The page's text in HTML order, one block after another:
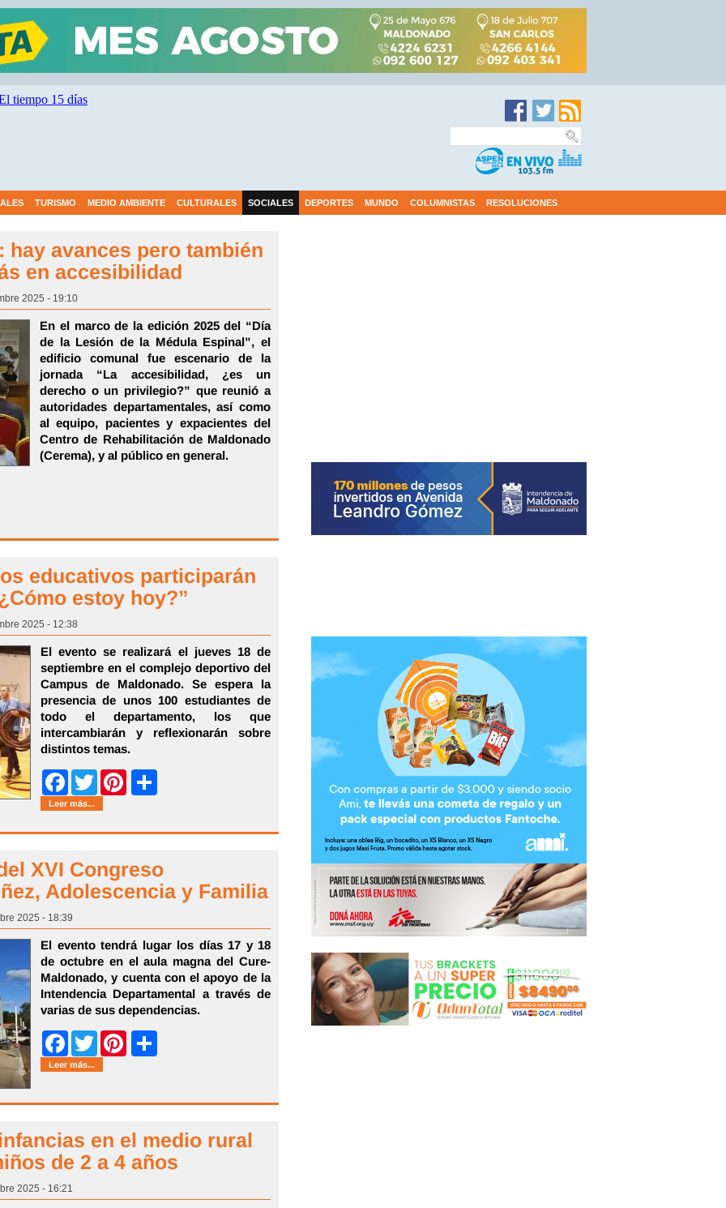
TURISMO MEDIO AMBIENTE CULTURALES SOCIALES DEPORTES MUNDO COLUMNISTAS RESOLUCIONES
hay avances pero también
en accesibilidad
2025 - 19:10
En el marco de la edición 2025 del “Día
de la Lesión de la Médula Espinal”, el
edificio comunal fue escenario de la
jornada “La accesibilidad, ¿es un
derecho o un privilegio?” que reunió a
autoridades departamentales, así como
al equipo, pacientes y expacientes del
Centro de Rehabilitación de Maldonado
(Cerema), y al público en general.
educativos participarán
estoy hoy?”
2025 - 12:38
El evento se realizará el jueves 18 de
septiembre en el complejo deportivo del
Campus de Maldonado. Se espera la
presencia de unos 100 estudiantes de
todo el departamento, los que
intercambiarán y reflexionarán sobre
distintos temas.
FacebookTwitter Pinterest
Leer más...
XVI Congreso
Adolescencia y Familia
2025 - 18:39
El evento tendrá lugar los días 17 y 18
de octubre en el aula magna del Cure-
Maldonado, y cuenta con el apoyo de la
Intendencia Departamental a través de
varias de sus dependencias.
FacebookTwitter Pinterest
Leer más...
en el medio rural
de 2 a 4 años
2025 - 16:21